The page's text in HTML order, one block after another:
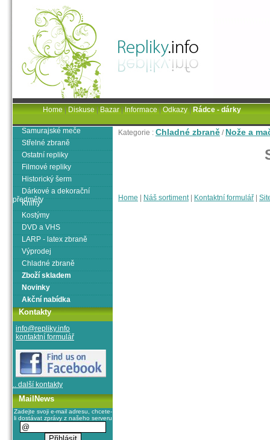
Kategorie : Chladné zbraně / Nože a
Home Náš sortiment| Kontaktní formulář
Samurajské meče
Střelné zbraně
Ostatní repliky
Filmové repliky
Historický šerm
Dárkové a dekorační
předměty
Knihy
Kostýmy
DVD a VHS
LARP - latex zbraně
Výprodej
Chladné zbraně
Zboží skladem
Novinky
Akční nabídka
Kontakty
info@repliky.info
kontaktní formulář
.. další kontakty
MailNews
Zadejte svoji e-mail adresu, chcete-
li dostávat zprávy z našeho serveru
Home|Diskuse|Bazar|Informace|Odkazy|Rádce - dárky